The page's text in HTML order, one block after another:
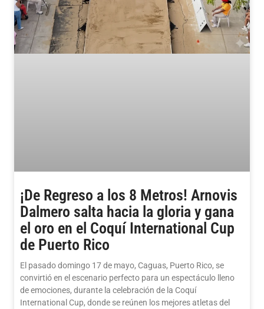
¡De Regreso a los 8 Metros! Arnovis
Dalmero salta hacia la gloria y gana
el oro en el Coquí International Cup
de Puerto Rico
El pasado domingo 17 de mayo, Caguas, Puerto Rico, se
convirtió en el escenario perfecto para un espectáculo lleno
de emociones, durante la celebración de la Coquí
International Cup, donde se reúnen los mejores atletas del